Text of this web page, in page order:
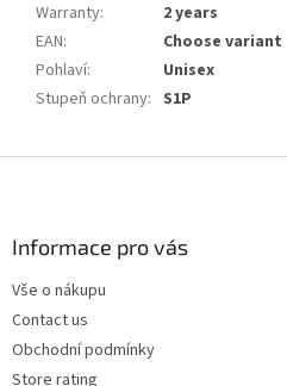
Warranty:
2 years
EAN:
Choose variant
Pohlaví:
Unisex
Stupeň ochrany: S1P
Informace pro vás
Vše o nákupu
Contact us
Obchodní podmínky
Store rating